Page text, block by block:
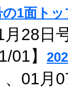
の1面トッ
28日
01】
01月